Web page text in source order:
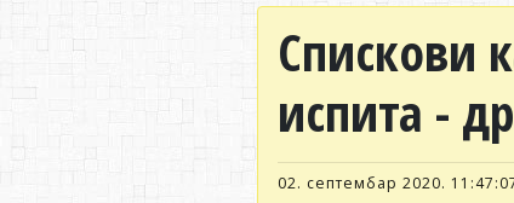
Спискови
испита -
02. септембар 2020.